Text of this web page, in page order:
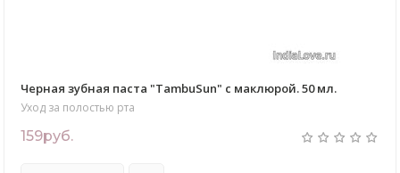
Черная зубная паста "TambuSun" с маклюрой. 50 мл.
Уход за полостью рта
159руб.